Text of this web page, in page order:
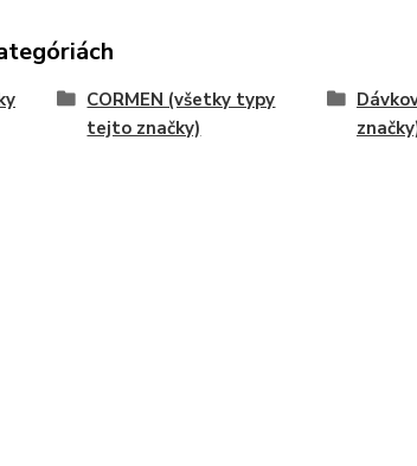
CORMEN (všetky typy
tejto značky)